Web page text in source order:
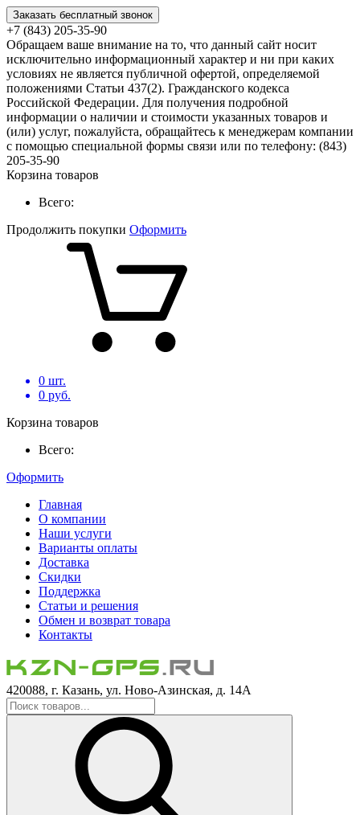
Заказать бесплатный звонок
+7 (843) 205-35-90
Обращаем ваше внимание на то, что данный сайт носит
исключительно информационный характер и ни при каких
условиях не является публичной офертой, определяемой
положениями Статьи 437(2). Гражданского кодекса
Российской Федерации. Для получения подробной
информации о наличии и стоимости указанных товаров и
(или) услуг, пожалуйста, обращайтесь к менеджерам компании
с помощью специальной формы связи или по телефону: (843)
205-35-90
Корзина товаров
Всего:
Продолжить покупки Оформить
0 шт.
0 руб.
Корзина товаров
Всего:
Оформить
Главная
О компании
Наши услуги
Варианты оплаты
Доставка
Скидки
Поддержка
Статьи и решения
Обмен и возврат товара
Контакты
420088, г. Казань, ул. Ново-Азинская, д. 14А